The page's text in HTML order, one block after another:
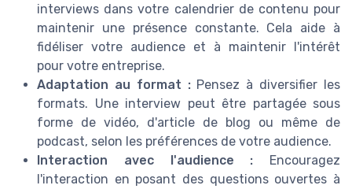
interviews dans votre calendrier de contenu pour
maintenir une présence constante. Cela aide à
fidéliser votre audience et à maintenir l'intérêt
pour votre entreprise.
Adaptation au format :Pensez à diversifier les
formats. Une interview peut être partagée sous
forme de vidéo, d'article de blog ou même de
podcast, selon les préférences de votre audience.
Interaction avec l'audience : Encouragez
l'interaction en posant des questions ouvertes à